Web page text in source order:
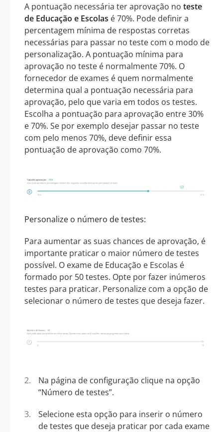
A pontuação necessária ter aprovação no teste
de Educação e Escolas é 70%. Pode definir a
percentagem mínima de respostas corretas
necessárias para passar no teste com o modo de
personalização. A pontuação mínima para
aprovação no teste é normalmente 70%. O
fornecedor de exames é quem normalmente
determina qual a pontuação necessária para
aprovação, pelo que varia em todos os testes.
Escolha a pontuação para aprovação entre 30%
e 70%. Se por exemplo desejar passar no teste
com pelo menos 70%, deve definir essa
pontuação de aprovação como 70%.
Personalize o número de testes:
Para aumentar as suas chances de aprovação, é
importante praticar o maior número de testes
possível. O exame de Educação e Escolas é
formado por 50 testes. Opte por fazer inúmeros
testes para praticar. Personalize com a opção de
selecionar o número de testes que deseja fazer.
Na página de configuração clique na opção
“Número de testes”.
Selecione esta opção para inserir o número
de testes que deseja praticar por cada exame